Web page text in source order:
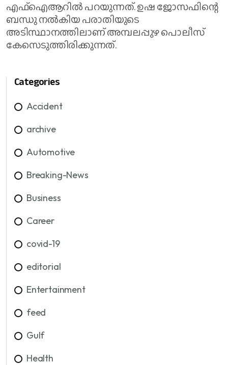
എഫ്‌ഐആറിൽ പറയുന്നത്. ഉഷ ജോസഫിന്റെ
ബന്ധു നൽകിയ പരാതിയുടെ
അടിസ്ഥാനത്തിലാണ് അമ്പലപ്പുഴ പൊലീസ്
കേസെടുത്തിരിക്കുന്നത്.
Categories
Accident
archive
Automotive
Breaking-News
Business
Career
covid-19
editorial
Entertainment
feed
Gulf
Health